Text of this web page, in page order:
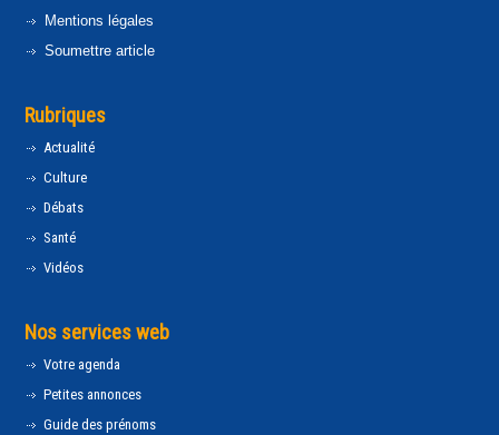
Mentions légales
Soumettre article
Rubriques
Actualité
Culture
Débats
Santé
Vidéos
Nos services web
Votre agenda
Petites annonces
Guide des prénoms